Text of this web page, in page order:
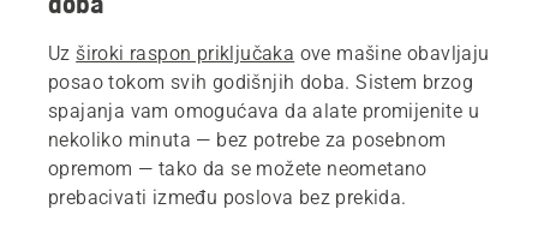
Uzširoki raspon priključaka ove mašine obavljaju
posao tokom svih godišnjih doba. Sistem brzog
spajanja vam omogućava da alate promijenite u
nekoliko minuta — bez potrebe za posebnom
opremom — tako da se možete neometano
prebacivati između poslova bez prekida.